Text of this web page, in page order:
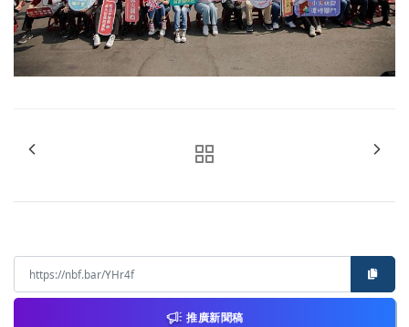
推廣新聞稿